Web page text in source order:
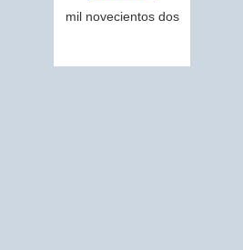
mil novecientos dos